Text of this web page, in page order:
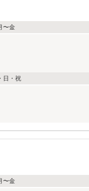
〜金
日・祝
〜金